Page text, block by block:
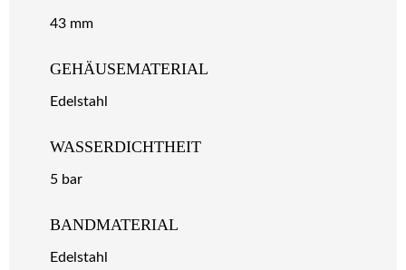
43 mm
GEHÄUSEMATERIAL
Edelstahl
WASSERDICHTHEIT
5 bar
BANDMATERIAL
Edelstahl